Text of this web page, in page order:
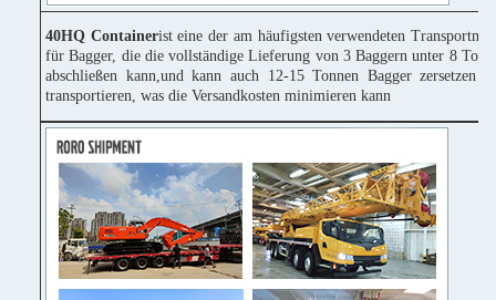
40HQ Containerist eine der am häufigsten verwendeten
für Bagger, die die vollständige Lieferung von 3 Baggern unter 8
abschließen kann,und kann auch 12-15 Tonnen Bagger zersetzen
transportieren, was die Versandkosten minimieren kann